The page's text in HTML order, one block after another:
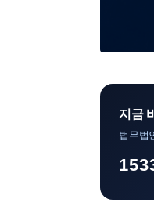
지금
법무법